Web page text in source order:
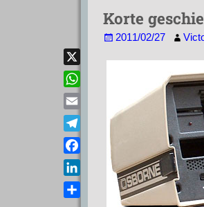
Korte
2011/02/27
X
W
h
a
t
s
A
p
E
m
a
l
T
e
l
e
F
a
c
L
i